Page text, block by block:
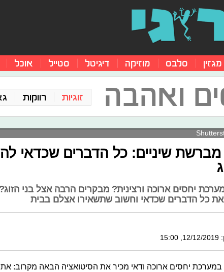
מגזין סלבס מוזיקה דיגיטל סטייל אוכל
ואהבה זוגיות רווקות
שיניים: כל הדברים שכדאי
יחסים ארוכה ורצינית? מבקרים הרבה אצל בני
כל הדברים שכדאי וחשוב שתשאירו אצלם בבית
יחסים ארוכה ודאי מכיר את הסיטואציה הבאה מקרוב: